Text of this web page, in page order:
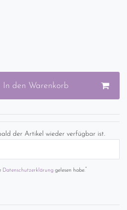
In den Warenkorb
der Artikel wieder verfügbar ist.
Daten­schutz­erklärunggelesen habe.*